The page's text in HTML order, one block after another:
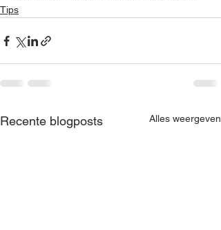
Tips
Recente blogposts Alles weergeven